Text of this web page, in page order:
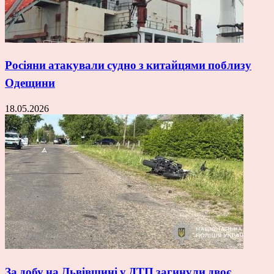
Росіяни атакували судно з китайцями поблизу
Одещини
18.05.2026